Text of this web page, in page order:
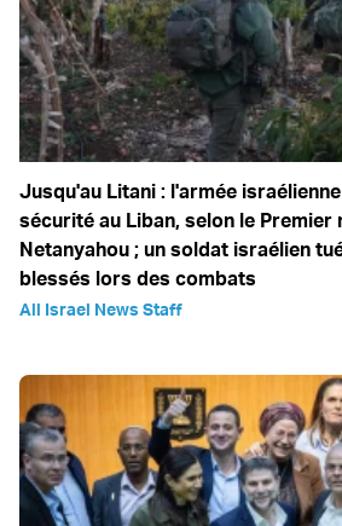
Jusqu'au Litani : l'armée
sécurité au Liban, selon le Premier
Netanyahou ; un soldat israélien
blessés lors des combats
All Israel News Staff